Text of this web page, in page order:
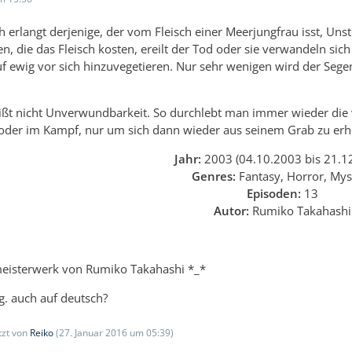
erlangt derjenige, der vom Fleisch einer Meerjungfrau isst,
die das Fleisch kosten, ereilt der Tod oder sie verwandeln
ewig vor sich hinzuvegetieren. Nur sehr wenigen wird der
nicht Unverwundbarkeit. So durchlebt man immer wieder die
im Kampf, nur um sich dann wieder aus seinem Grab zu
Jahr: 2003 (04.10.2003 bis
Genres: Fantasy, Horror,
Episoden: 13
Autor: Rumiko Takahashi
von Rumiko Takahashi *_*
auch auf deutsch?
von Reiko(27. Januar 2016 um 05:39)